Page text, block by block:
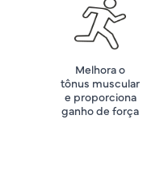
Melhora o
tônus muscular
e proporciona
ganho de força